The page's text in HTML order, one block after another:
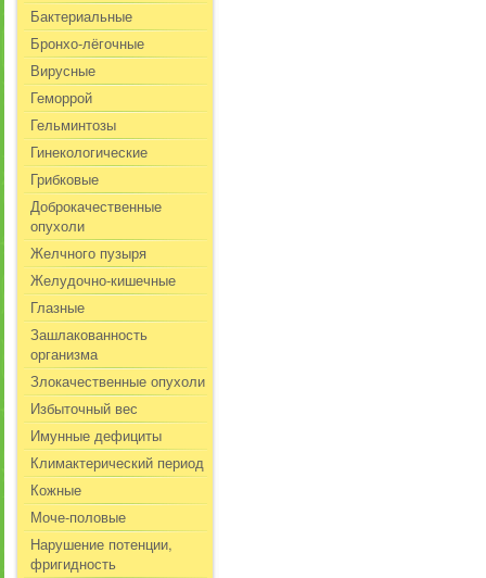
Бактериальные
Бронхо-лёгочные
Вирусные
Геморрой
Гельминтозы
Гинекологические
Грибковые
Доброкачественные
опухоли
Желчного пузыря
Желудочно-кишечные
Глазные
Зашлакованность
организма
Злокачественные опухоли
Избыточный вес
Имунные дефициты
Климактерический период
Кожные
Моче-половые
Нарушение потенции,
фригидность